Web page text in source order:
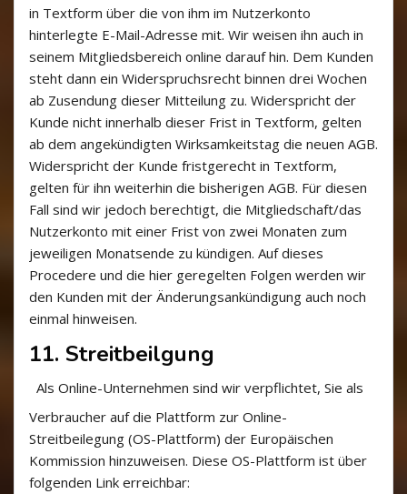
in Textform über die von ihm im Nutzerkonto
hinterlegte E-Mail-Adresse mit. Wir weisen ihn auch in
seinem Mitgliedsbereich online darauf hin. Dem Kunden
steht dann ein Widerspruchsrecht binnen drei Wochen
ab Zusendung dieser Mitteilung zu. Widerspricht der
Kunde nicht innerhalb dieser Frist in Textform, gelten
ab dem angekündigten Wirksamkeitstag die neuen AGB.
Widerspricht der Kunde fristgerecht in Textform,
gelten für ihn weiterhin die bisherigen AGB. Für diesen
Fall sind wir jedoch berechtigt, die Mitgliedschaft/das
Nutzerkonto mit einer Frist von zwei Monaten zum
jeweiligen Monatsende zu kündigen. Auf dieses
Procedere und die hier geregelten Folgen werden wir
den Kunden mit der Änderungsankündigung auch noch
einmal hinweisen.
11. Streitbeilgung
Als Online-Unternehmen sind wir verpflichtet, Sie als
Verbraucher auf die Plattform zur Online-
Streitbeilegung (OS-Plattform) der Europäischen
Kommission hinzuweisen. Diese OS-Plattform ist über
folgenden Link erreichbar: